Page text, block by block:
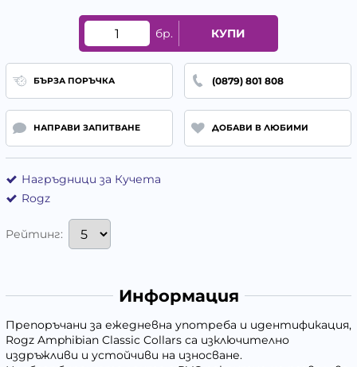
бр. КУПИ
БЪРЗА ПОРЪЧКА (0879) 801 808
НАПРАВИ ЗАПИТВАНЕ ДОБАВИ В ЛЮБИМИ
Нагръдници за Кучета
Rogz
Рейтинг:
Информация
Препоръчани за ежедневна употреба и идентификация,
Rogz Amphibian Classic Collars са изключително
издръжливи и устойчиви на износване.